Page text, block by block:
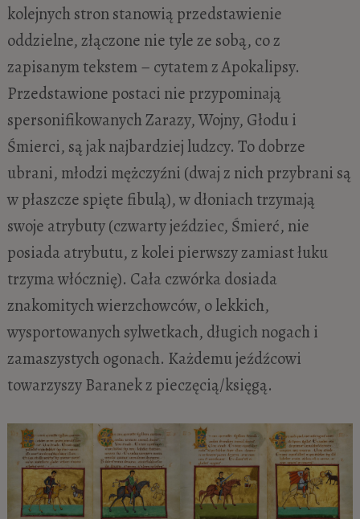
kolejnych stron stanowią przedstawienie
oddzielne, złączone nie tyle ze sobą, co z
zapisanym tekstem – cytatem z Apokalipsy.
Przedstawione postaci nie przypominają
spersonifikowanych Zarazy, Wojny, Głodu i
Śmierci, są jak najbardziej ludzcy. To dobrze
ubrani, młodzi mężczyźni (dwaj z nich przybrani są
w płaszcze spięte fibulą), w dłoniach trzymają
swoje atrybuty (czwarty jeździec, Śmierć, nie
posiada atrybutu, z kolei pierwszy zamiast łuku
trzyma włócznię). Cała czwórka dosiada
znakomitych wierzchowców, o lekkich,
wysportowanych sylwetkach, długich nogach i
zamaszystych ogonach. Każdemu jeźdźcowi
towarzyszy Baranek z pieczęcią/księgą.